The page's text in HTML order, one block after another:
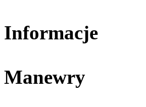
Informacje
Manewry